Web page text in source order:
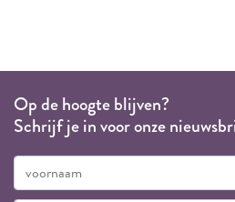
Op de hoogte blijven?
Schrijf je in voor onze